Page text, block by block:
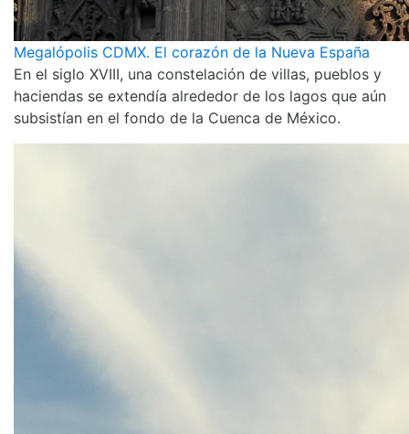
Megalópolis CDMX. El corazón de la Nueva España
En el siglo XVIII, una constelación de villas, pueblos y
haciendas se extendía alrededor de los lagos que aún
subsistían en el fondo de la Cuenca de México.